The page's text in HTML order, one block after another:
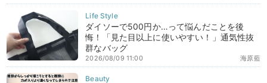
ダイソーで500円か…って悩んだことを後
悔！「見た目以上に使いやすい！」通気性抜
群なバッグ
海原藍
2026/08/09 11:00